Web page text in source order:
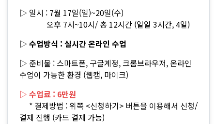
▷ 일시 : 7월 17일(일)~20일(수)
오후 7시~10시/ 총 12시간 (일일 3시간, 4일)
▷ 수업방식 : 실시간 온라인 수업
▷ 준비물 : 스마트폰, 구글계정, 크롬브라우저, 온라인
수업이 가능한 환경 (웹캠, 마이크)
▷ 수업료 : 6만원
* 결제방법 : 위쪽 <신청하기> 버튼을 이용해서 신청/
결제 진행 (카드 결제 가능)